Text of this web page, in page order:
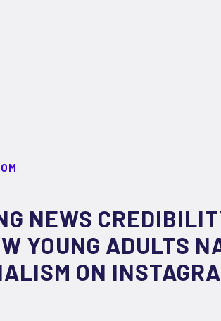
NEWS
YOUNG ADULTS
ON